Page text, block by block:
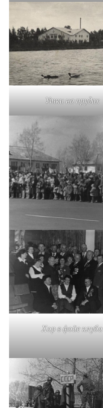
Утки на прудах
Хор в фойе клуба